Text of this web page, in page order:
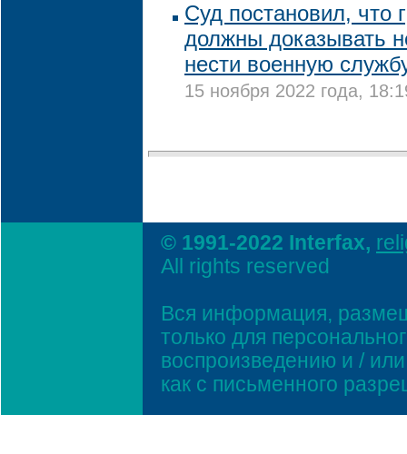
Суд постановил, что
должны доказывать
нести военную
15 ноября 2022 года,
© 1991-2022 Interfax,
All rights reserved
Вся информация,
только для
воспроизведению и /
как с письменного